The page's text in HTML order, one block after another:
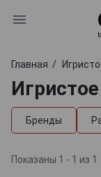
Главная
Бренды
Показаны 1 - 1 из 1